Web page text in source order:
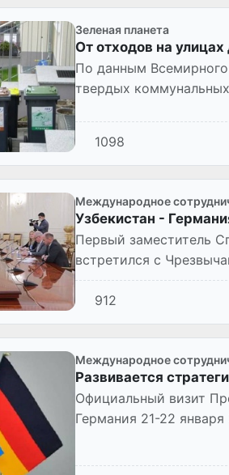
Зеленая планета
От отходов на
По данным Всемирного
твердых
1098
Международное
Узбекистан -
Первый заместитель
встретился с
в Узбекистане Тило
912
Международное
Развивается
Официальный визит
Германия 21-22